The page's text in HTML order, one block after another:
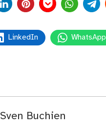
0
LinkedIn WhatsApp
Sven Buchien